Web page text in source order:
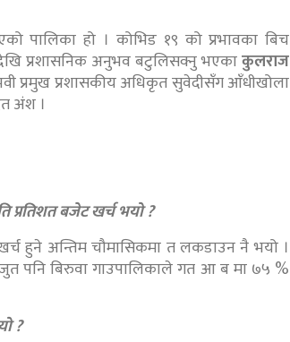
पालिका हो । कोभिड १९ को प्रभावका बिच
देखि प्रशासनिक अनुभव बटुलिसक्नु भएकाकुलराज
प्रमुख प्रशासकीय अधिकृत सुवेदीसँग आँधीखोला
अंश ।
प्रतिशत बजेट खर्च भयो ?
हुने अन्तिम चौमासिकमा त लकडाउन नै भयो ।
पनि बिरुवा गाउपालिकाले गत आ ब मा ७५ %
?